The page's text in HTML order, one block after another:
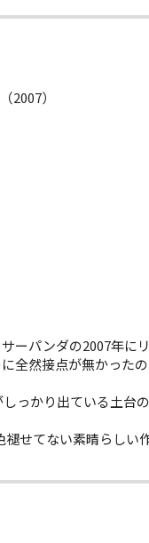
2007）
ーパンダの2007年に
全然接点が無かった
っかり出ている土台
褪せてない素晴らしい